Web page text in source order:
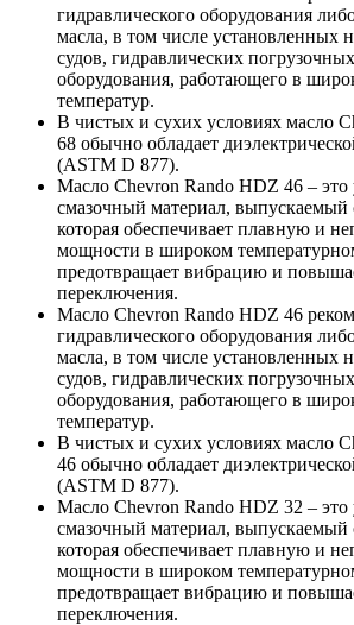
гидравлического оборудования
масла, в том числе установленных
судов, гидравлических
оборудования, работающего в
температур.
В чистых и сухих условиях масло
68 обычно обладает
(ASTM D 877).
Масло Chevron Rando HDZ 46 – это
смазочный материал, выпускаемый
которая обеспечивает плавную и
мощности в широком
предотвращает вибрацию и
переключения.
Масло Chevron Rando HDZ 46
гидравлического оборудования
масла, в том числе установленных
судов, гидравлических
оборудования, работающего в
температур.
В чистых и сухих условиях масло
46 обычно обладает
(ASTM D 877).
Масло Chevron Rando HDZ 32 – это
смазочный материал, выпускаемый
которая обеспечивает плавную и
мощности в широком
предотвращает вибрацию и
переключения.